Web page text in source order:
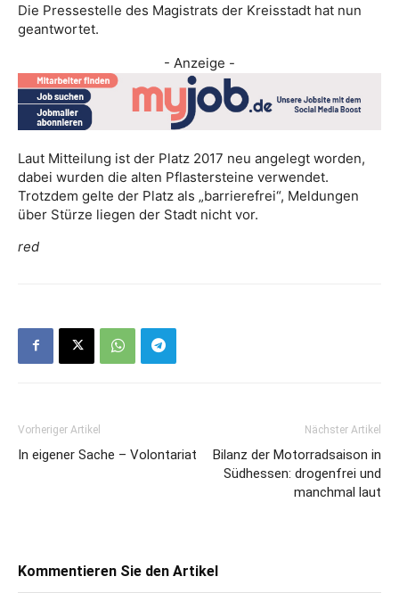
Die Pressestelle des Magistrats der Kreisstadt hat nun
geantwortet.
- Anzeige -
Laut Mitteilung ist der Platz 2017 neu angelegt worden,
dabei wurden die alten Pflastersteine verwendet.
Trotzdem gelte der Platz als „barrierefrei“, Meldungen
über Stürze liegen der Stadt nicht vor.
red
Vorheriger Artikel
In eigener Sache – Volontariat
Nächster Artikel
Bilanz der Motorradsaison in
Südhessen: drogenfrei und
manchmal laut
Kommentieren Sie den Artikel